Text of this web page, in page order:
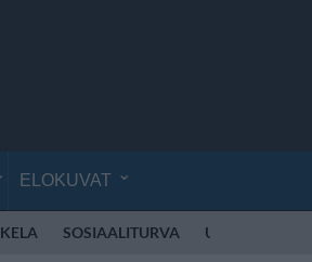
ELOKUVAT
KELA SOSIAALITURVA UNIIKKI